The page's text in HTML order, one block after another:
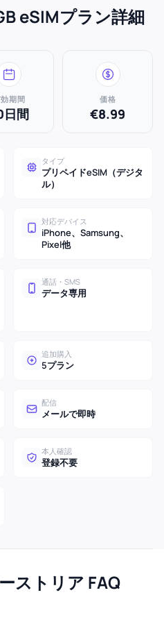
eSIMプラン詳細
期間
日間
価格
€8.99
タイプ
プリペイドeSIM（デジタ
ル）
対応デバイス
iPhone、Samsung、
Pixel他
通話・SMS
データ専用
追加購入
5プラン
配信
メールで即時
本人確認
登録不要
ストリア FAQ